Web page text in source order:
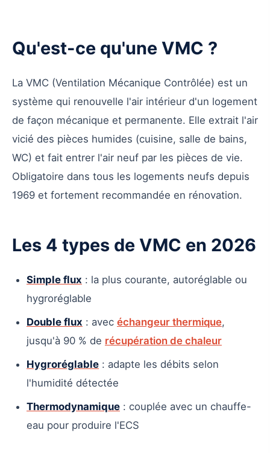
Qu'est-ce qu'une VMC ?
La VMC (Ventilation Mécanique Contrôlée) est un
système qui renouvelle l'air intérieur d'un logement
de façon mécanique et permanente. Elle extrait l'air
vicié des pièces humides (cuisine, salle de bains,
WC) et fait entrer l'air neuf par les pièces de vie.
Obligatoire dans tous les logements neufs depuis
1969 et fortement recommandée en rénovation.
Les 4 types de VMC en 2026
Simple flux : la plus courante, autoréglable ou
hygroréglable
Double flux : avec échangeur thermique,
jusqu'à 90 % de récupération de chaleur
Hygroréglable : adapte les débits selon
l'humidité détectée
Thermodynamique : couplée avec un chauffe-
eau pour produire l'ECS